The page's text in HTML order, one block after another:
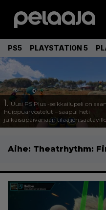
PS5 PLAYSTATION 5
1. Uusi PS Plus -seikkailupeli on
huippuarvostelut – saapui heti
julkaisupäivänään tilaajien saataville
Aihe: Theatrhythm: